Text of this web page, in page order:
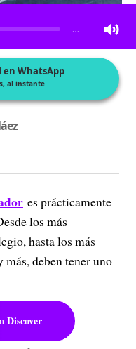
…
WhatsApp
al instante
es prácticamente
los más
hasta los más
más, deben tener uno
Discover